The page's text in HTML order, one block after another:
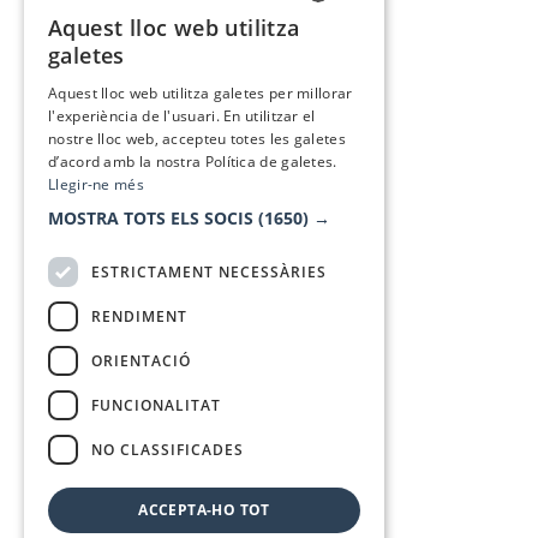
Aquest lloc web utilitza
galetes
Aquest lloc web utilitza galetes per millorar
l'experiència de l'usuari. En utilitzar el
nostre lloc web, accepteu totes les galetes
d’acord amb la nostra Política de galetes.
Llegir-ne més
MOSTRA TOTS ELS SOCIS (1650) →
ESTRICTAMENT NECESSÀRIES
RENDIMENT
ORIENTACIÓ
FUNCIONALITAT
NO CLASSIFICADES
ACCEPTA-HO TOT